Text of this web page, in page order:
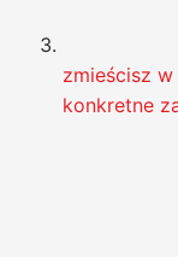
zmieścisz
konkretne